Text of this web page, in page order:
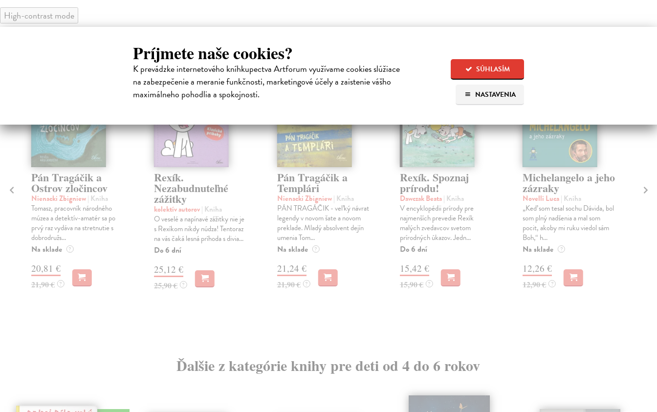
Príjmete naše cookies?
K prevádzke internetového kníhkupectva Artforum využívame cookies slúžiace
na zabezpečenie a meranie funkčnosti, marketingové účely a zaistenie vášho
maximálneho pohodlia a spokojnosti.
SÚHLASÍM
NASTAVENIA
High-contrast mode
Čitatelia s podobným vkusom si kúpili aj:
na sklade
Pán Tragáčik a
Ostrov zločincov
Nienacki Zbigniew| Kniha
Tomasz, pracovník národného
múzea a detektív-amatér sa po
prvý raz vydáva na stretnutie s
dobrodružs...
Na sklade ?
20,81 €
21,90 € ?
Rexík.
Nezabudnuteľné
zážitky
kolektív autorov| Kniha
O veselé a napínavé zážitky nie je
s Rexíkom nikdy núdza! Tentoraz
na vás čaká lesná príhoda s divia...
Do 6 dní
25,12 €
25,90 € ?
na sklade
Pán Tragáčik a
Templári
Nienacki Zbigniew| Kniha
PÁN TRAGÁČIK - veľký návrat
legendy v novom šate a novom
preklade. Mladý absolvent dejín
umenia Tom...
Na sklade ?
21,24 €
21,90 € ?
Rexík. Spoznaj
prírodu!
Dawczak Beata| Kniha
V encyklopédii prírody pre
najmenších prevedie Rexík
malých zvedavcov svetom
prírodných úkazov. Jedn...
Do 6 dní
15,42 €
15,90 € ?
Michelangelo a jeho
zázraky
Novelli Luca| Kniha
„Keď som tesal sochu Dávida, bol
som plný nadšenia a mal som
pocit, akoby mi ruku viedol sám
Boh,“ h...
Na sklade ?
12,26 €
12,90 € ?
Ďalšie z kategórie knihy pre deti od 4 do 6 rokov